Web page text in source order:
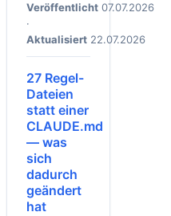
Veröffentlicht 07.07.2026
·
Aktualisiert 22.07.2026
27 Regel-
Dateien
statt einer
CLAUDE.md
— was
sich
dadurch
geändert
hat